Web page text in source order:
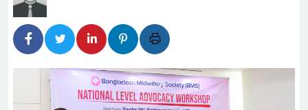
সাংবাদিক রাজু আহমেদ বিজেএসএস
সিএমএসএফ পুঁজিবাজারে